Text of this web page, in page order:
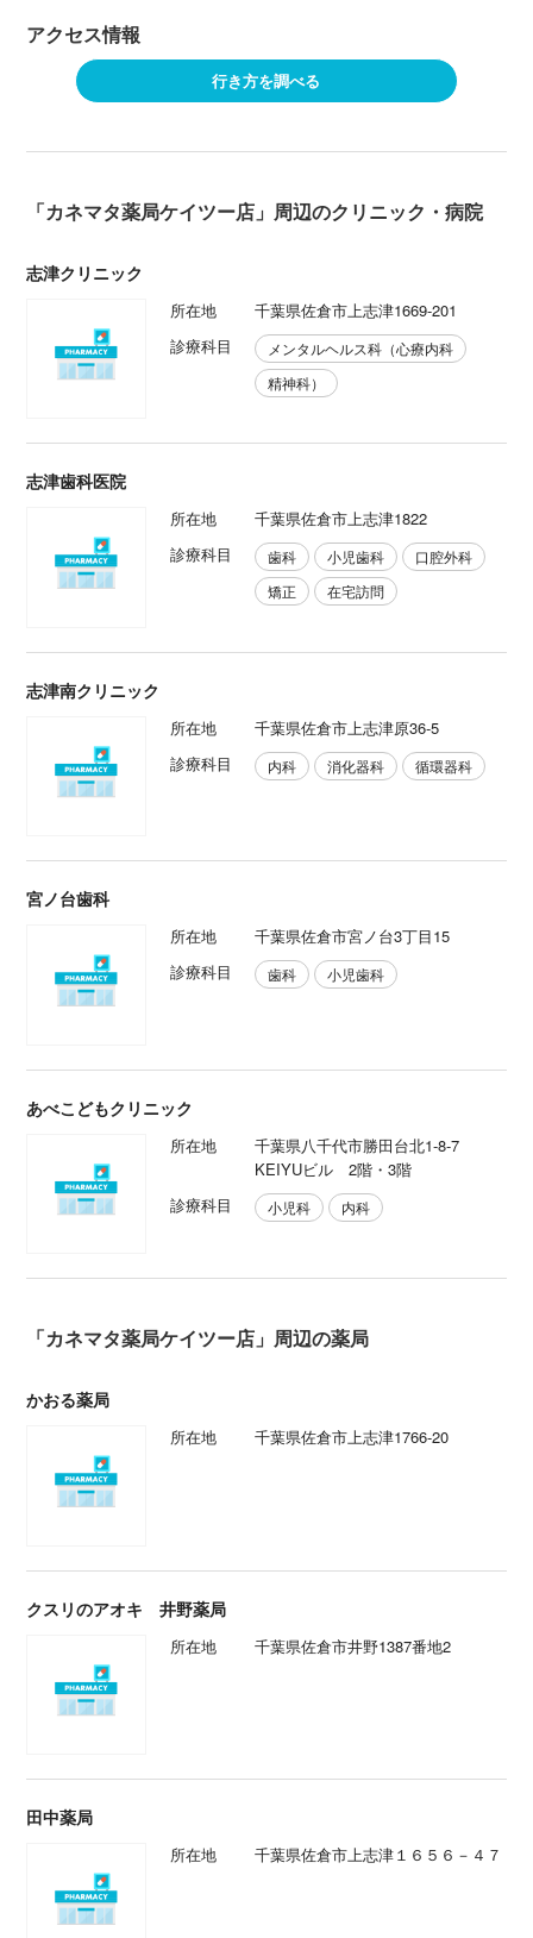
アクセス情報
行き方を調べる
「カネマタ薬局ケイツー店」周辺のクリニック・病院
志津クリニック
所在地
千葉県佐倉市上志津1669-201
診療科目
メンタルヘルス科（心療内科
精神科）
志津歯科医院
所在地
千葉県佐倉市上志津1822
診療科目
歯科 小児歯科
口腔外科
矯正
在宅訪問
志津南クリニック
所在地
千葉県佐倉市上志津原36-5
診療科目
内科 消化器科 循環器科
宮ノ台歯科
所在地
千葉県佐倉市宮ノ台3丁目15
診療科目
歯科 小児歯科
あべこどもクリニック
所在地
千葉県八千代市勝田台北1-8-7
KEIYUビル 2階・3階
診療科目
小児科 内科
「カネマタ薬局ケイツー店」周辺の薬局
かおる薬局
所在地 千葉県佐倉市上志津1766-20
クスリのアオキ 井野薬局
所在地 千葉県佐倉市井野1387番地2
田中薬局
所在地 千葉県佐倉市上志津１６５６－４７